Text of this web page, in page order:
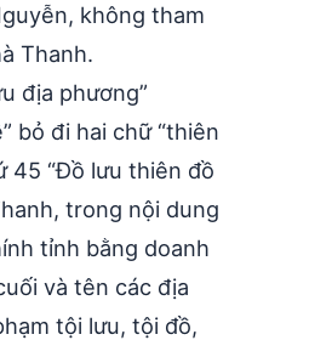
không tham
Thanh.
địa phương”
bỏ đi hai chữ “thiên
45 “Đồ lưu thiên đồ
trong nội dung
tỉnh bằng doanh
và tên các địa
tội lưu, tội đồ,